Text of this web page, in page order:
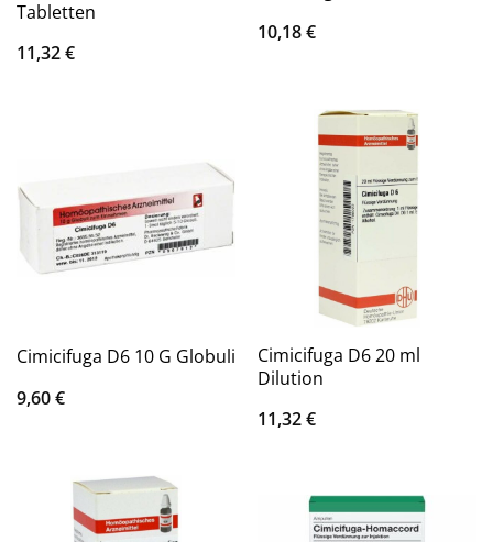
Tabletten
11,32€
10,18€
Cimicifuga D6 10 G Globuli
9,60€
Cimicifuga D6 20 ml
Dilution
11,32€